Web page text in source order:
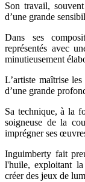
Son travail,
d’une grande
Dans ses
représentés avec
minutieusement
L’artiste maîtrise
d’une grande
Sa technique, à la
soigneuse de la
imprégner ses
Inguimberty fait
l'huile, exploitant la
créer des jeux de